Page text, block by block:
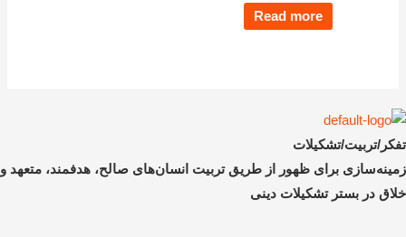
Read more
تفکر/تربیت/تشکیلات
زمینه‌سازی برای ظهور از طریق تربیت انسان‌های صالح، هدفمند، متعهد و
خلاق در بستر تشکیلات دینی